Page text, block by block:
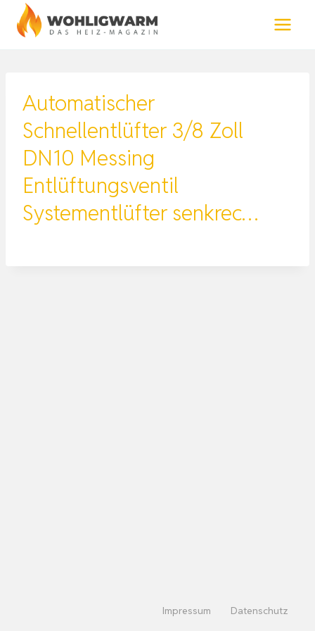
Zum
Inhalt
Automatischer
Schnellentlüfter 3/8 Zoll
DN10 Messing
Entlüftungsventil
Systementlüfter senkrec…
Impressum Datenschutz